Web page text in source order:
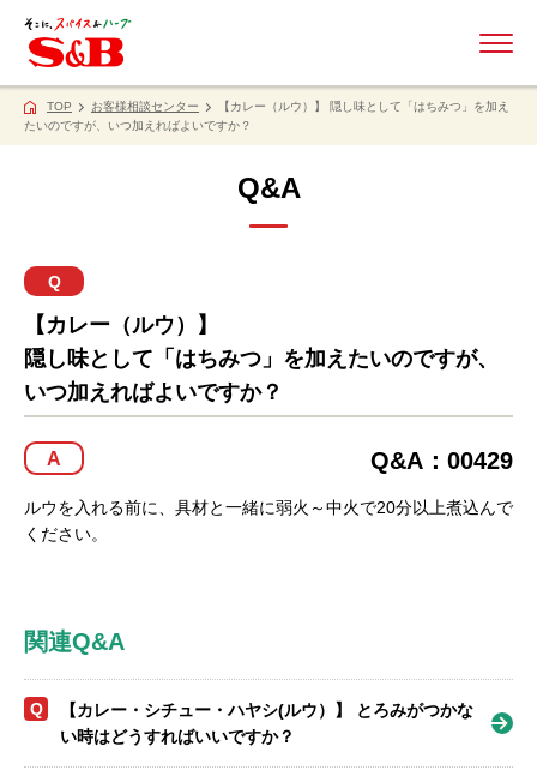
TOP お客様相談センター
【カレー（ルウ）】 隠し味として「はちみつ」を加え
たいのですが、いつ加えればよいですか？
Q&A
Q
【カレー（ルウ）】
隠し味として「はちみつ」を加えたいのですが、
いつ加えればよいですか？
Q&A：00429
A
ルウを入れる前に、具材と一緒に弱火～中火で20分以上煮込んで
ください。
関連Q&A
Q
【カレー・シチュー・ハヤシ(ルウ）】 とろみがつかな
い時はどうすればいいですか？